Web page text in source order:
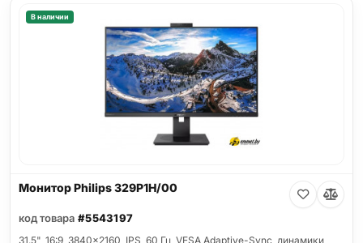
В наличии
Монитор Philips 329P1H/00
код товара #5543197
31.5", 16:9, 3840x2160, IPS, 60 Гц, VESA Adaptive-Sync, динамики,